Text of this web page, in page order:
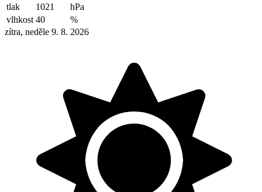
tlak
1021
hPa
vlhkost 40
%
zítra, neděle 9. 8. 2026